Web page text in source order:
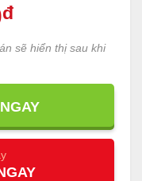
đ
sẽ hiển thị sau khi